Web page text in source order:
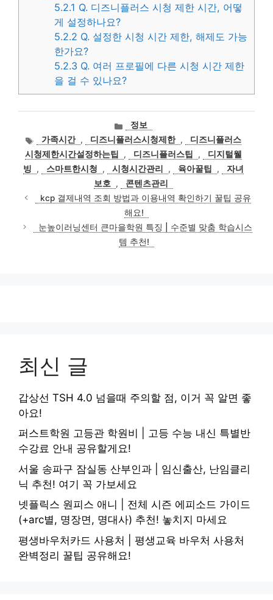
5.2.1 Q. 디즈니플러스 시청 제한 시간, 어떻
게 설정하나요?
5.2.2 Q. 설정한 시청 시간 제한, 해제도 가능
한가요?
5.2.3 Q. 여러 프로필에 다른 시청 시간 제한
을 걸 수 있나요?
카
테
고
리
정보
태
그
가족시간 , 디즈니플러스시청제한 ,
디즈니플러스
시청제한시간설정하는팁
, 디즈니플러스팁 ,
디지털웰
빙
, 스마트한시청 , 시청시간관리 , 육아꿀팁 ,
자녀
보호
,
콘텐츠관리
kcp 결제내역 조회 방법과 이용내역 확인하기 꿀팁 공유
해요!
눈높이러닝센터 큰마을학원 특징 | 수준별 맞춤 학습시스
템 추천!
최신 글
갑상선 TSH 4.0 넘을때 주의할 점, 이거 꼭 알면 좋
아요!
퍼스트학원 고등관 학원비 | 고등 수능 내신 특별반
수강료 안내 공유할게요!
서울 송파구 잠실동 산부인과 | 임신출산, 난임클리
닉 추천! 여기 꼭 가보세요
넷플릭스 원피스 애니 | 전체 시즌 에피소드 가이드
(+arc별, 명장면, 명대사) 추천! 놓치지 마세요
평생바우처카드 사용처 | 평생교육 바우처 사용처
완벽정리 꿀팁 공유해요!